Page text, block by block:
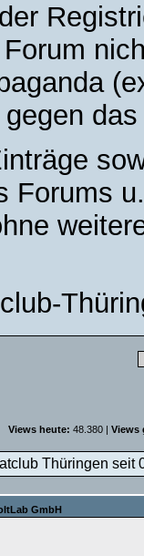
Forums
Views heute: 48.380 | Views
Thüringen seit
GmbH